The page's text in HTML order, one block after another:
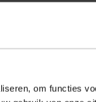
om functies